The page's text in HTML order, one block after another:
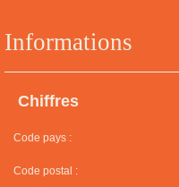
Informations
Chiffres
Code pays :
Code postal :